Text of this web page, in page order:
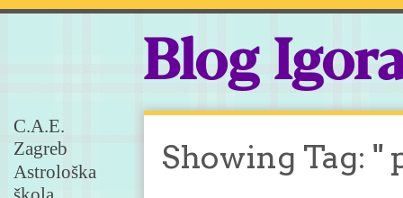
Blog
C.A.E.
Zagreb
Astrološka
škola
Showing Tag: